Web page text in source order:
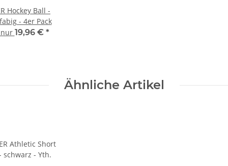
Hockey Ball -
- 4er Pack
19,96 € *
Ähnliche Artikel